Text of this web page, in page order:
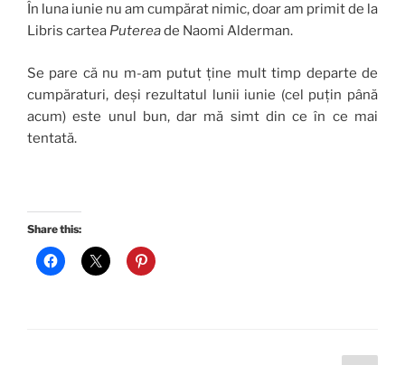
În luna iunie nu am cumpărat nimic, doar am primit de la
Libris cartea Putereade Naomi Alderman.
Se pare că nu m-am putut ține mult timp departe de
cumpăraturi, deși rezultatul lunii iunie (cel puțin până
acum) este unul bun, dar mă simt din ce în ce mai
tentată.
Share this: